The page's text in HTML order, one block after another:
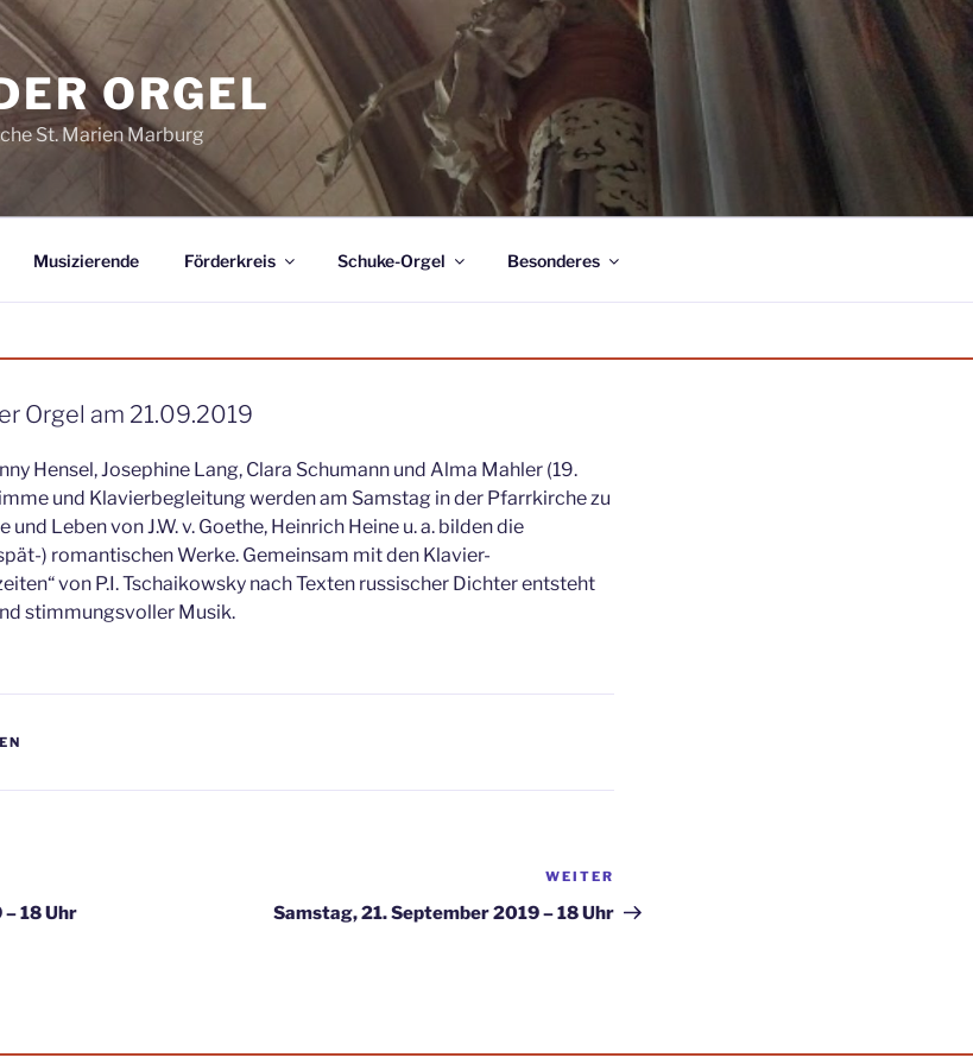
ORGEL
St. Marien Marburg
Musizierende Förderkreis Schuke-Orgel Besonderes
Orgel am 21.09.2019
Hensel, Josephine Lang, Clara Schumann und Alma Mahler (19.
und Klavierbegleitung werden am Samstag in der Pfarrkirche zu
Leben von J.W. v. Goethe, Heinrich Heine u. a. bilden die
) romantischen Werke. Gemeinsam mit den Klavier-
von P.I. Tschaikowsky nach Texten russischer Dichter entsteht
stimmungsvoller Musik.
18 Uhr
Beitrag
WEITER
Samstag, 21. September 2019 – 18 Uhr